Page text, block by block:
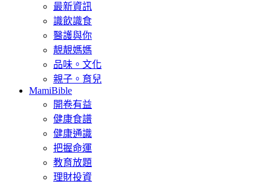
最新資訊
識飲識食
醫護與你
靚靚媽媽
品味。文化
親子。育兒
MamiBible
開卷有益
健康食譜
健康通識
把握命運
教育放題
理財投資